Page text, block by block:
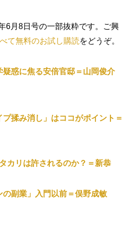
6月8日号の一部抜粋です。ご興
て無料のお試し購読をどうぞ。
疑惑に焦る安倍官邸＝山岡俊介
揉み消し」はココがポイント＝
カリは許されるのか？＝新恭
の副業」入門以前＝俣野成敏